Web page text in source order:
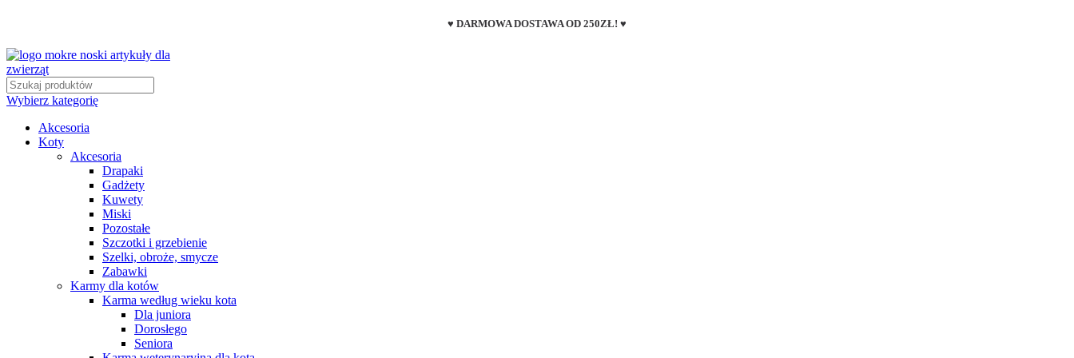
♥ DARMOWA DOSTAWA OD 250ZŁ! ♥
Wybierz kategorię
Akcesoria
Koty
Akcesoria
Drapaki
Gadżety
Kuwety
Miski
Pozostałe
Szczotki i grzebienie
Szelki, obroże, smycze
Zabawki
Karmy dla kotów
Karma według wieku kota
Dla juniora
Dorosłego
Seniora